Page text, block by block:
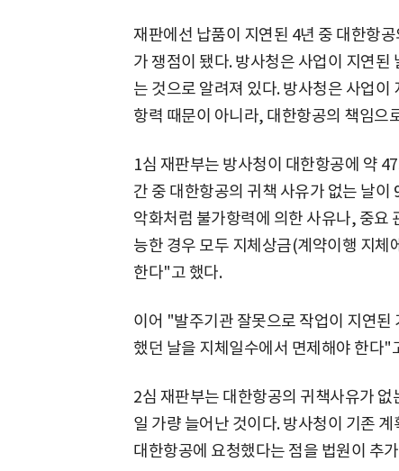
재판에선 납품이 지연된 4년 중 대한항
가 쟁점이 됐다. 방사청은 사업이 지연
는 것으로 알려져 있다. 방사청은 사업
항력 때문이 아니라, 대한항공의 책임으
1심 재판부는 방사청이 대한항공에 약
간 중 대한항공의 귀책 사유가 없는 날
악화처럼 불가항력에 의한 사유나, 중요
능한 경우 모두 지체상금(계약이행 지체
한다"고 했다.
이어 "발주기관 잘못으로 작업이 지연
했던 날을 지체일수에서 면제해야 한다"
2심 재판부는 대한항공의 귀책사유가
일 가량 늘어난 것이다. 방사청이 기존
대한항공에 요청했다는 점을 법원이 추